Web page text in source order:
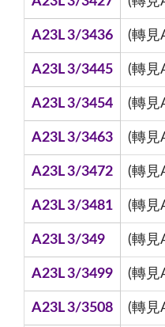
A23L 3/3436 (轉見
A23L 3/3445 (轉見
A23L 3/3454 (轉見
A23L 3/3463 (轉見
A23L 3/3472 (轉見
A23L 3/3481 (轉見
A23L 3/349 (轉見
A23L 3/3499 (轉見
A23L 3/3508 (轉見